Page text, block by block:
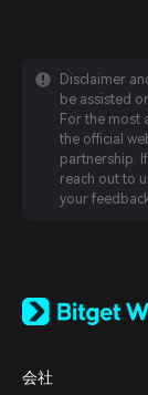
Disclaimer
be assisted
For the most
the official
partnership.
reach out to
your
日本語
Español
会社